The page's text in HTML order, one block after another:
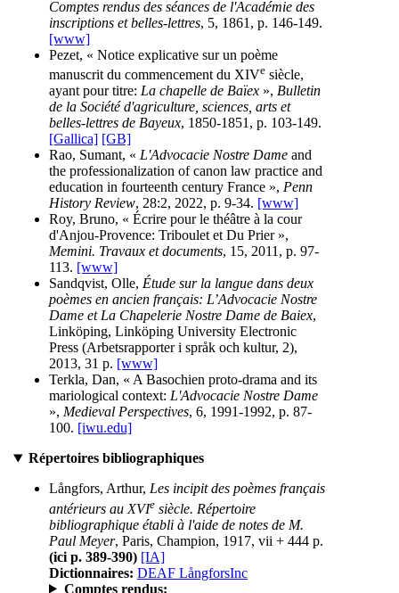
Comptes rendus des séances de l'Académie des
inscriptions et belles-lettres, 5, 1861, p. 146-149.
[www]
Pezet, « Notice explicative sur un poème
manuscrit du commencement du XIVe siècle,
ayant pour titre: La chapelle de Baïex », Bulletin
de la Société d'agriculture, sciences, arts et
belles-lettres de Bayeux, 1850-1851, p. 103-149.
[Gallica] [GB]
Rao, Sumant, « L'Advocacie Nostre Dame and
the professionalization of canon law practice and
education in fourteenth century France », Penn
History Review, 28:2, 2022, p. 9-34. [www]
Roy, Bruno, « Écrire pour le théâtre à la cour
d'Anjou-Provence: Triboulet et Du Prier »,
Memini. Travaux et documents, 15, 2011, p. 97-
113. [www]
Sandqvist, Olle, Étude sur la langue dans deux
poèmes en ancien français: L’Advocacie Nostre
Dame et La Chapelerie Nostre Dame de Baiex,
Linköping, Linköping University Electronic
Press (Arbetsrapporter i språk och kultur, 2),
2013, 31 p. [www]
Terkla, Dan, « A Basochien proto-drama and its
mariological context: L'Advocacie Nostre Dame
», Medieval Perspectives, 6, 1991-1992, p. 87-
100. [iwu.edu]
Répertoires bibliographiques
Långfors, Arthur, Les incipit des poèmes français
antérieurs au XVIe siècle. Répertoire
bibliographique établi à l'aide de notes de M.
Paul Meyer, Paris, Champion, 1917, vii + 444 p.
(ici p. 389-390) [IA]
Dictionnaires: DEAF LångforsInc
Comptes rendus: